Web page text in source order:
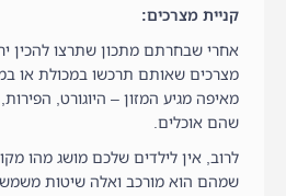
קניית מצרכים:
אחרי שבחרתם מתכון שתרצו להכין
מצרכים שאותם תרכשו במכולת או
מאיפה מגיע המזון – היוגורט,
שהם אוכלים.
לרוב, אין לילדים שלכם מושג מהו
שמהם הוא מורכב ואלה שיטות משמשות